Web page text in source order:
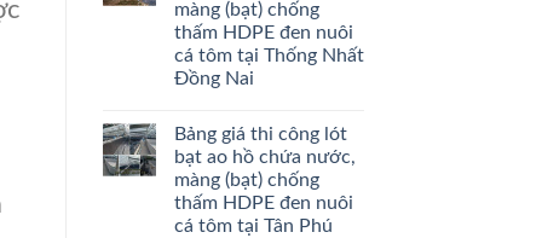
màng (bạt) chống
thấm HDPE đen nuôi
cá tôm tại Thống Nhất
Đồng Nai
Bảng giá thi công lót
bạt ao hồ chứa nước,
màng (bạt) chống
thấm HDPE đen nuôi
cá tôm tại Tân Phú